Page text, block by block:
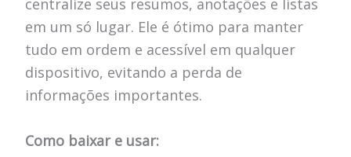
centralize seus resumos, anotações e listas
em um só lugar. Ele é ótimo para manter
tudo em ordem e acessível em qualquer
dispositivo, evitando a perda de
informações importantes.
Como baixar e usar: